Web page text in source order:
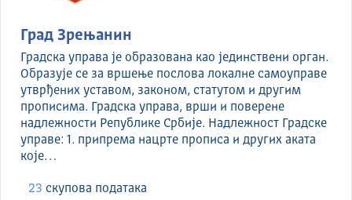
Град Зрењанин
Градска управа је образована као јединствени орган.
Образује се за вршење послова локалне самоуправе
утврђених уставом, законом, статутом и другим
прописима. Градска управа, врши и поверене
надлежности Републике Србије. Надлежност Градске
управе: 1. припрема нацрте прописа и других аката
које…
23 скуповa података